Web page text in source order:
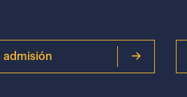
admisión